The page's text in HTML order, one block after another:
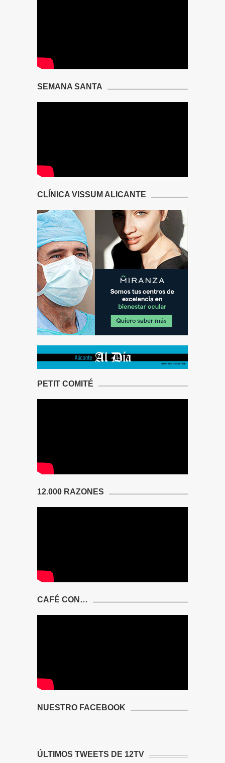
SEMANA SANTA
CLÍNICA VISSUM ALICANTE
PETIT COMITÉ
12.000 RAZONES
CAFÉ CON…
NUESTRO FACEBOOK
ÚLTIMOS TWEETS DE 12TV